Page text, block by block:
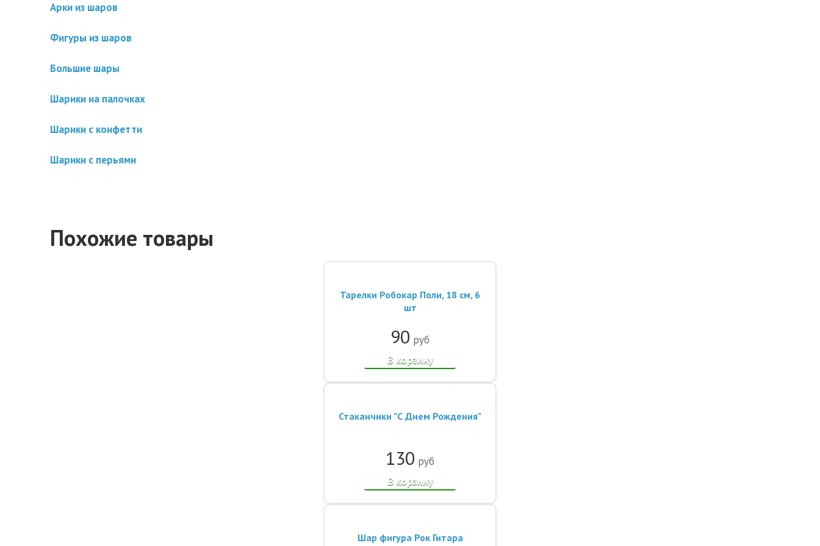
Арки из шаров
Фигуры из шаров
Большие шары
Шарики на палочках
Шарики с конфетти
Шарики с перьями
Похожие товары
Тарелки Робокар Поли, 18 см, 6
шт
90 руб
В корзину
Стаканчики "С Днем Рождения"
130 руб
В корзину
Шар фигура Рок Гитара